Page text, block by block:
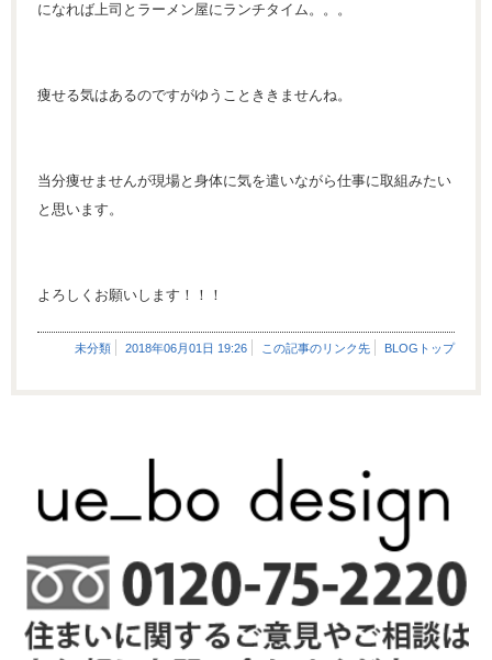
になれば上司とラーメン屋にランチタイム。。。
痩せる気はあるのですがゆうことききませんね。
当分痩せませんが現場と身体に気を遣いながら仕事に取組みたい
と思います。
よろしくお願いします！！！
未分類 2018年06月01日 19:26 この記事のリンク先 BLOGトップ